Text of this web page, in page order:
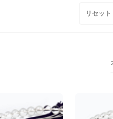
リセット